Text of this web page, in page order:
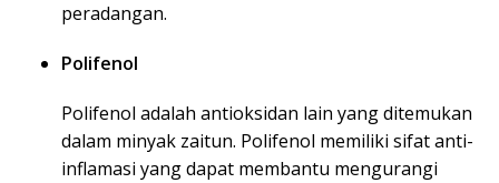
peradangan.
Polifenol
Polifenol adalah antioksidan lain yang ditemukan
dalam minyak zaitun. Polifenol memiliki sifat anti-
inflamasi yang dapat membantu mengurangi